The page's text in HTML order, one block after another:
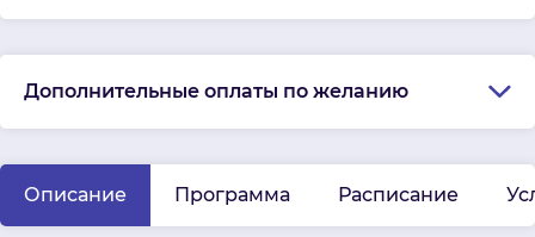
Дополнительные оплаты по желанию
Описание Программа Расписание